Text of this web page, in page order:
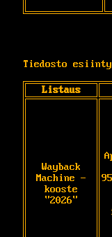
Tiedosto
Listaus
Wayback
Machine -
kooste
"2026"